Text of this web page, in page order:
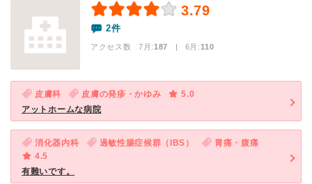
3.79
2件
アクセス数 7月:187 | 6月:110
皮膚科 皮膚の発疹・かゆみ
5.0
アットホームな病院
消化器内科 過敏性腸症候群（IBS）
胃痛・腹痛
4.5
有難いです。